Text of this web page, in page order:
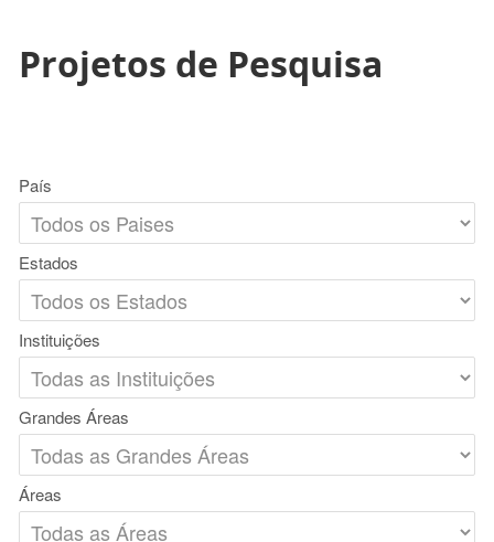
Projetos de Pesquisa
País
Estados
Instituições
Grandes Áreas
Áreas